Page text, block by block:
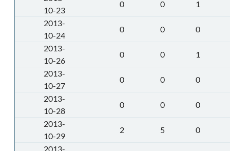
10-23
0 0
1
2013-
10-24
0 0
0
2013-
10-26
0 0
1
2013-
10-27
0 0
0
2013-
10-28
0 0
0
2013-
10-29
2 5
0
2013-